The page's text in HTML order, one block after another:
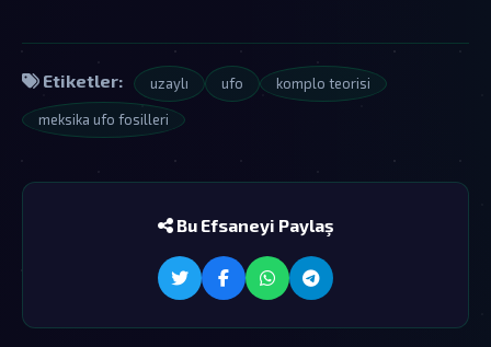
Etiketler: uzaylı ufo komplo teorisi
meksika ufo fosilleri
Bu Efsaneyi Paylaş